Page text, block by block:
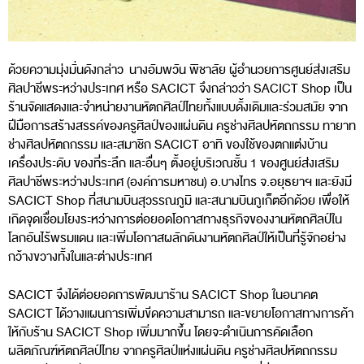
ด้วยความมุ่งมั่นดังกล่าว นางอัมพวัน พิชาลัย ผู้อำนวยการศูนย์ส่งเสริม
ศิลปาชีพระหว่างประเทศ หรือ SACICT จึงกล่าวว่า SACICT Shop เป็น
ร้านจัดแสดงและจำหน่ายงานหัตถศิลป์ไทยทั้งแบบดั้งเดิมและร่วมสมัย จาก
ฝีมือการสร้างสรรค์ของครูศิลป์ของแผ่นดิน ครูช่างศิลปหัตถกรรม ทายาท
ช่างศิลปหัตถกรรม และสมาชิก SACICT อาทิ ของใช้ของตกแต่งบ้าน
เครื่องประดับ ของที่ระลึก และอื่นๆ ตั้งอยู่บริเวณชั้น 1 ของศูนย์ส่งเสริม
ศิลปาชีพระหว่างประเทศ (องค์การมหาชน) อ.บางไทร จ.อยุธยาฯ และยังมี
SACICT Shop ที่สนามบินสุวรรณภูมิ และสนามบินภูเก็ตอีกด้วย เพื่อให้
เกิดจุดเชื่อมโยงระหว่างการต่อยอดโอกาสทางธุรกิจของงานหัตถศิลป์ใน
โลกอันไร้พรมแดน และเพิ่มโอกาสผลักดันงานหัตถศิลป์ให้เป็นที่รู้จักอย่าง
กว้างขวางทั้งในและต่างประเทศ
SACICT จึงได้ต่อยอดการพัฒนาร้าน SACICT Shop ในอนาคต
SACICT ได้วางแผนการเพิ่มขีดความสามารถ และขยายโอกาสทางการค้า
ให้กับร้าน SACICT Shop เพิ่มมากขึ้น โดยจะดำเนินการคัดเลือก
ผลิตภัณฑ์หัตถศิลป์ไทย จากครูศิลป์แห่งแผ่นดิน ครูช่างศิลปหัตถกรรม